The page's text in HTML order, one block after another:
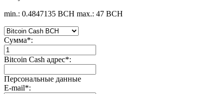
min.: 0.4847135 BCH max.: 47 BCH
Сумма*:
Bitcoin Cash адрес*:
Персональные данные
E-mail*: